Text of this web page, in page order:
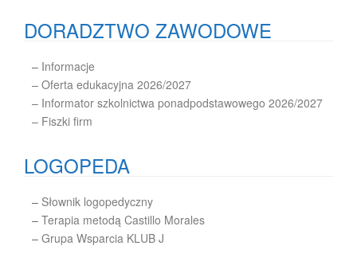
DORADZTWO ZAWODOWE
– Informacje
– Oferta edukacyjna 2026/2027
– Informator szkolnictwa ponadpodstawowego 2026/2027
– Fiszki firm
LOGOPEDA
– Słownik logopedyczny
– Terapia metodą Castillo Morales
– Grupa Wsparcia KLUB J